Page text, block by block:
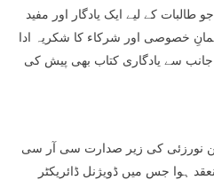
طالبات کے لیے ایک یادگار اور مفید
خصوصی اور شرکاء کا شکریہ ادا
جانب سے یادگاری کتاب بھی پیش کی
نورزئی کی زیر صدارت سی آر سی
ہوا جس میں ڈویژنل ڈائریکٹر